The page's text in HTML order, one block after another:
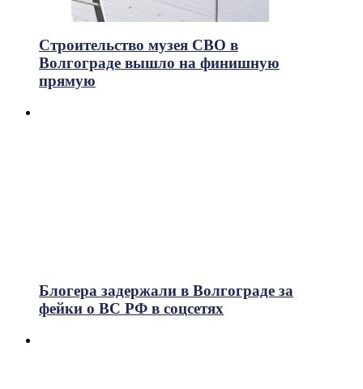
Строительство музея СВО в
Волгограде вышло на финишную
прямую
Блогера задержали в Волгограде за
фейки о ВС РФ в соцсетях